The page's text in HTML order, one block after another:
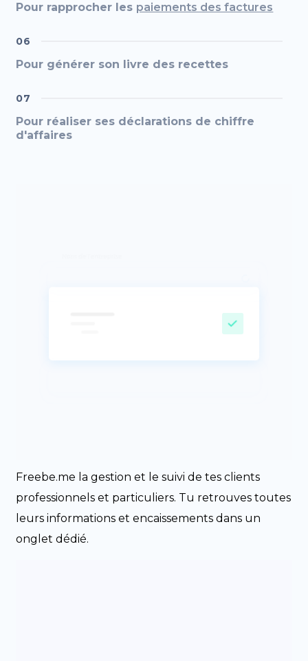
Pour rapprocher les paiements des factures
06
Pour générer son livre des recettes
07
Pour réaliser ses déclarations de chiffre
d'affaires
Freebe.me la gestion et le suivi de tes clients
professionnels et particuliers. Tu retrouves toutes
leurs informations et encaissements dans un
onglet dédié.